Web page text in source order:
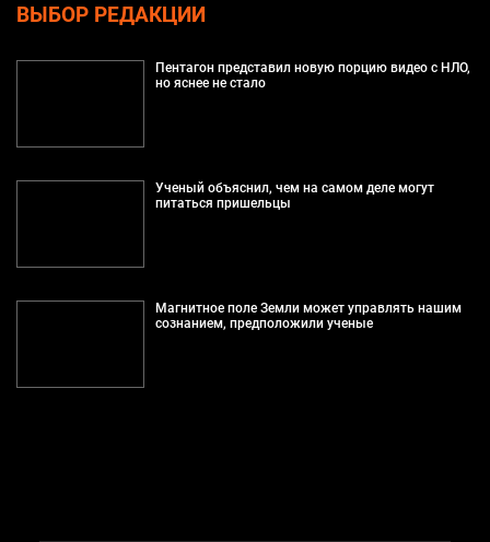
ВЫБОР РЕДАКЦИИ
Пентагон представил новую порцию видео с НЛО,
но яснее не стало
Ученый объяснил, чем на самом деле могут
питаться пришельцы
Магнитное поле Земли может управлять нашим
сознанием, предположили ученые